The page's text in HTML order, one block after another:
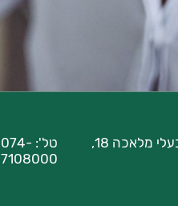
רחוב בעלי מלאכה 18,
טל': 074-
7108000